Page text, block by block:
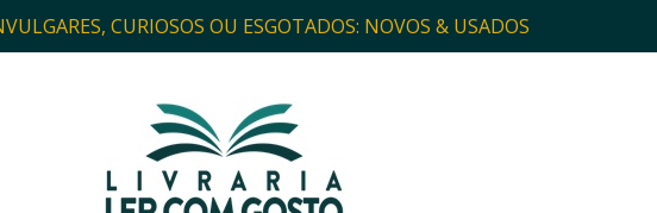
CURIOSOS OU ESGOTADOS: NOVOS & USADOS